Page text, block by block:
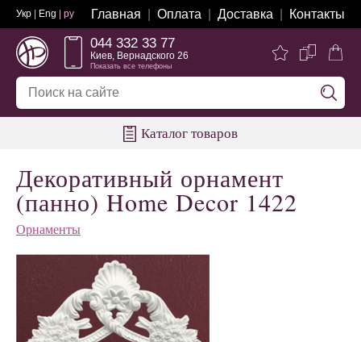
Укр Eng | ру Главная Оплата Доставка Контакты
044 332 33 77
Киев, Вернадского 26
Показать все телефоны
Каталог товаров
Декоративный орнамент
(панно) Home Decor 1422
Орнаменты